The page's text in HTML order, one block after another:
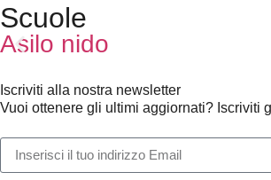
Scuole
Asilo nido
Iscriviti alla nostra newsletter
Vuoi ottenere gli ultimi aggiornati? Iscriviti